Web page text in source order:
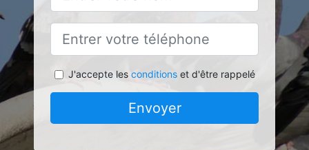
J'accepte les conditionset d'être rappelé
Envoyer